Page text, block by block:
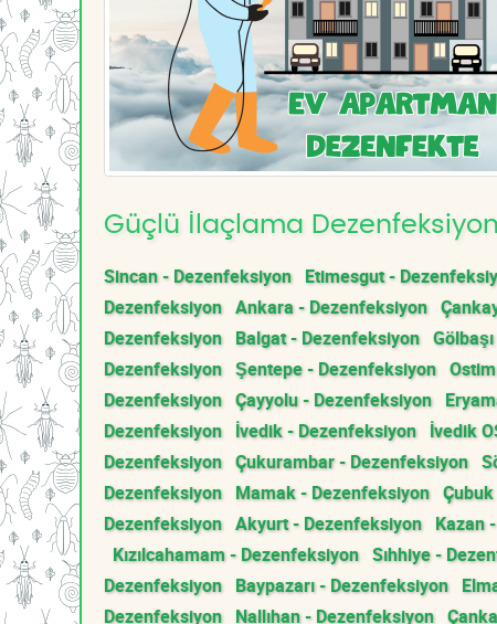
Güçlü İlaçlama
Sincan - Dezenfeksiyon Etimesgut -
Dezenfeksiyon Ankara - Dezenfeksiyon
Dezenfeksiyon Balgat - Dezenfeksiyon
Dezenfeksiyon Şentepe - Dezenfeksiyon
Dezenfeksiyon Çayyolu - Dezenfeksiyon
Dezenfeksiyon İvedik - Dezenfeksiyon İvedik
Dezenfeksiyon Çukurambar - Dezenfeksiyon
Dezenfeksiyon Mamak - Dezenfeksiyon
Dezenfeksiyon Akyurt - Dezenfeksiyon Kazan
Kızılcahamam - Dezenfeksiyon Sıhhiye -
Dezenfeksiyon Baypazarı - Dezenfeksiyon
Dezenfeksiyon Nallıhan - Dezenfeksiyon